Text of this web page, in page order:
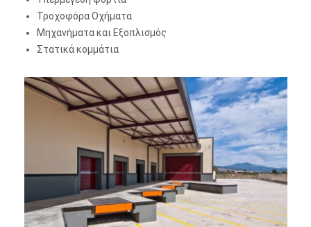
Τροχοφόρα Οχήματα
Μηχανήματα και Εξοπλισμός
Στατικά κομμάτια